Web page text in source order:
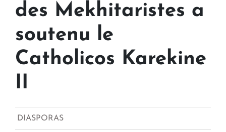
des Mekhitaristes a
soutenu le
Catholicos Karekine
II
DIASPORAS